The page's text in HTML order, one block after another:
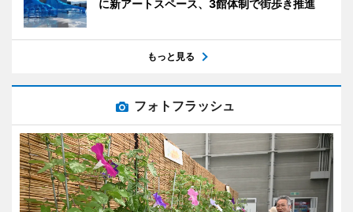
に新アートスペース、3館体制で街歩き推進
もっと見る
フォトフラッシュ